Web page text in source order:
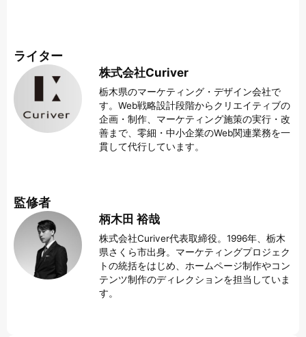
ライター
株式会社Curiver
栃木県のマーケティング・デザイン会社で
す。Web戦略設計段階からクリエイティブの
企画・制作、マーケティング施策の実行・改
善まで、零細・中小企業のWeb関連業務を一
貫して代行しています。
監修者
柄木田 裕哉
株式会社Curiver代表取締役。1996年、栃木
県さくら市出身。マーケティングプロジェク
トの統括をはじめ、ホームページ制作やコン
テンツ制作のディレクションを担当していま
す。